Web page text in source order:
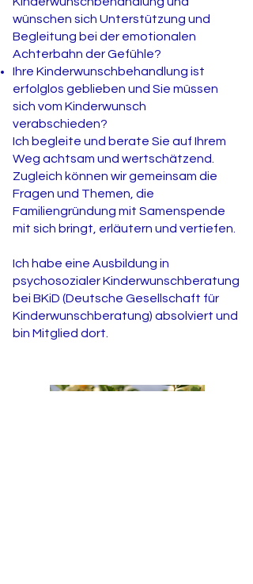
wünschen sich Unterstützung und
Begleitung bei der emotionalen
Achterbahn der Gefühle?
Ihre Kinderwunschbehandlung ist
erfolglos geblieben und Sie müssen
sich vom Kinderwunsch
verabschieden?
Ich begleite und berate Sie auf Ihrem
Weg achtsam und wertschätzend.
Zugleich können wir gemeinsam die
Fragen und Themen, die
Familiengründung mit Samenspende
mit sich bringt, erläutern und vertiefen.
Ich habe eine Ausbildung in
psychosozialer Kinderwunschberatung
bei BKiD (Deutsche Gesellschaft für
Kinderwunschberatung) absolviert und
bin Mitglied dort.